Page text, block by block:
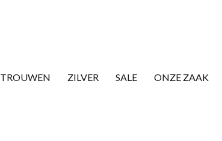
TROUWEN ZILVER SALE ONZE ZAAK